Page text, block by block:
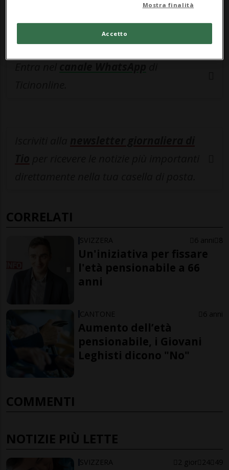
CORRELATI
SVIZZERA 6 anni 8
Un'iniziativa per fissare
l'età pensionabile a 66
anni
CANTONE 6 anni
Aumento dell’età
pensionabile, i Giovani
Leghisti dicono "No"
COMMENTI
NOTIZIE PIÙ LETTE
SVIZZERA 2 gior 24 49
Mostra finalità
Accetto